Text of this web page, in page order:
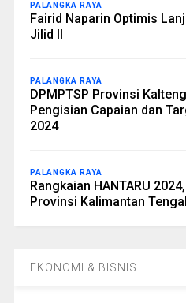
PALANGKA RAYA
Fairid Naparin Optimis
Jilid II
PALANGKA RAYA
DPMPTSP Provinsi
Pengisian Capaian dan
2024
PALANGKA RAYA
Rangkaian HANTARU
Provinsi Kalimantan
EKONOMI & BISNIS